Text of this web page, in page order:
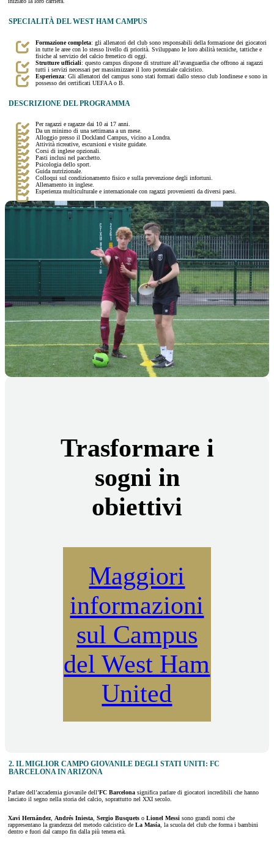
SPECIALITÀ DEL WEST HAM CAMPUS
Formazione completa: gli allenatori del club sono responsabili della formazione dei giocatori
in tutte le aree con lo stesso livello di priorità. Sviluppano le loro abilità tecniche, tattiche e
fisiche al servizio del calcio frenetico di oggi.
Strutture ufficiali: questo campus dispone di strutture all’avanguardia che offrono ai ragazzi
tutti i servizi necessari per massimizzare il loro potenziale calcistico.
Esperienza: Gli allenatori del campus sono stati formati dallo stesso club londinese e sono in
possesso dei certificati UEFA A o B.
DESCRIZIONE DEL PROGRAMMA
Per ragazzi e ragazze dai 10 ai 17 anni.
Da un minimo di una settimana a un mese.
Alloggio presso il Dockland Campus, vicino a Londra.
Attività ricreative, escursioni e visite guidate.
Corsi di inglese opzionali.
Pasti inclusi nel pacchetto.
Psicologia dello sport.
Guida nutrizionale.
Colloqui sul condizionamento fisico e sulla prevenzione degli infortuni.
Allenamento in inglese.
Esperienza multiculturale e internazionale con ragazzi provenienti da diversi paesi.
Trasformare i
sogni in
obiettivi
Maggiori
informazioni
sul Campus
del West Ham
United
2. IL MIGLIOR CAMPO GIOVANILE DEGLI STATI UNITI: FC
BARCELONA IN ARIZONA
Parlare dell’accademia giovanile dell’FC Barcelona significa parlare di giocatori incredibili che hanno
lasciato il segno nella storia del calcio, soprattutto nel XXI secolo.
Xavi Hernández, Andrés Iniesta, Sergio Busquets o Lionel Messi sono grandi nomi che
rappresentano la grandezza del metodo calcistico de La Masía, la scuola del club che forma i bambini
dentro e fuori dal campo fin dalla più tenera età.